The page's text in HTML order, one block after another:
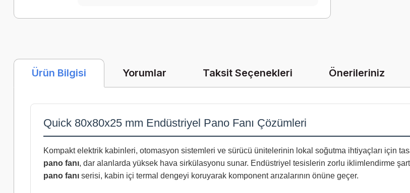
Ürün Bilgisi Yorumlar Taksit Seçenekleri Önerileriniz
Quick 80x80x25 mm Endüstriyel Pano Fanı Çözümleri
Kompakt elektrik kabinleri, otomasyon sistemleri ve sürücü ünitelerinin lokal soğutma ihtiyaçları için
pano fanı, dar alanlarda yüksek hava sirkülasyonu sunar. Endüstriyel tesislerin zorlu iklimlendirme
pano fanı serisi, kabin içi termal dengeyi koruyarak komponent arızalarının önüne geçer.